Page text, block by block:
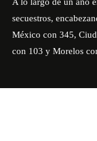
secuestros,
México con 345,
con 103 y Morelos